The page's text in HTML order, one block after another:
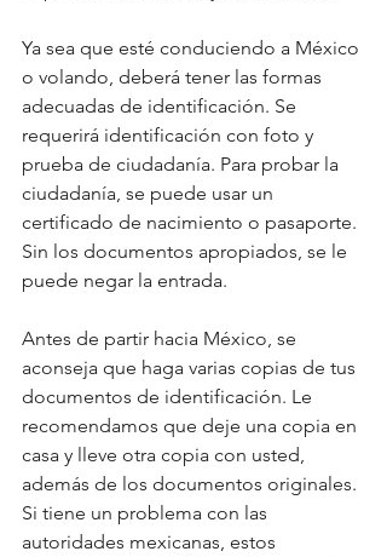
Ya sea que esté conduciendo a México
o volando, deberá tener las formas
adecuadas de identificación. Se
requerirá identificación con foto y
prueba de ciudadanía. Para probar la
ciudadanía, se puede usar un
certificado de nacimiento o pasaporte.
Sin los documentos apropiados, se le
puede negar la entrada.
Antes de partir hacia México, se
aconseja que haga varias copias de tus
documentos de identificación. Le
recomendamos que deje una copia en
casa y lleve otra copia con usted,
además de los documentos originales.
Si tiene un problema con las
autoridades mexicanas, estos